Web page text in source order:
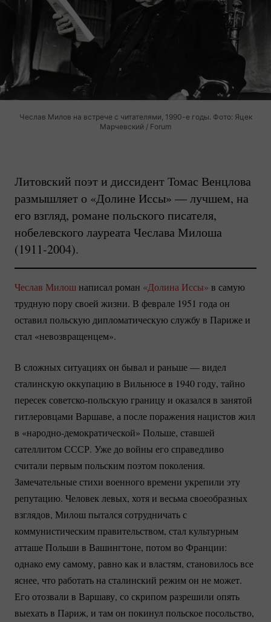
Чеслав Милов на встрече с читателями, 1990-е годы. Фото: Яцек
Марчевский / Forum
Литовский поэт и диссидент Томас Венцлова
размышляет о «Долине Иссы» — лучшем, на
его взгляд, романе польского писателя,
нобелевского лауреата Чеслава Милоша
(1911-2004).
Чеслав Милошнаписал роман «Долина Иссы» в самую
трудную пору своей жизни. В феврале 1951 года он
оставил польскую дипломатическую службу в Париже и
стал «невозвращенцем».
В сложных ситуациях он бывал и раньше — видел
сталинскую оккупацию в Вильнюсе в 1940 году, тайно
пересек советско-польскуюграницу и оказался в занятой
гитлеровцами Варшаве, а после поражения нацистов жил
в «народно-демократической» Польше, ставшей
сателлитом СССР. Уже до войны его справедливо
считали первым польским поэтом поколения.
Замечательные стихи военного времени укрепили эту
репутацию. Человек левых, хотя и весьма своеобразных
взглядов, Милош пытался сотрудничать с
коммунистическим правительством, стал культурным
атташе Польши в Вашингтоне, потом во Франции:
однако ему самому, равно как и властям, становилось все
яснее, что работать на сталинский режим он не может.
Его отозвали в Варшаву, со скрипом разрешили опять
выехать в Париж, и там он покинул польское посольство,